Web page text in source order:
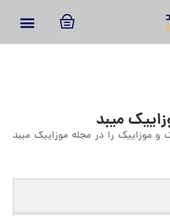
میبد
و موزاییک را در مجله موزاییک میبد